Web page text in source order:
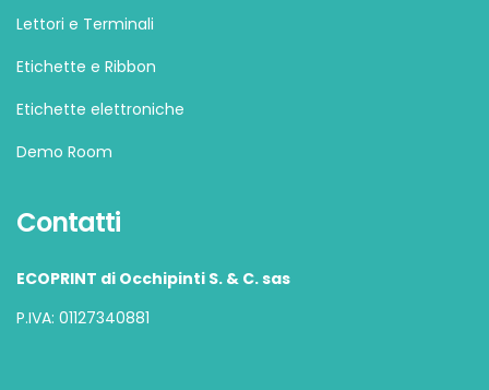
Lettori e Terminali
Etichette e Ribbon
Etichette elettroniche
Demo Room
Contatti
ECOPRINT di Occhipinti S. & C. sas
P.IVA: 01127340881